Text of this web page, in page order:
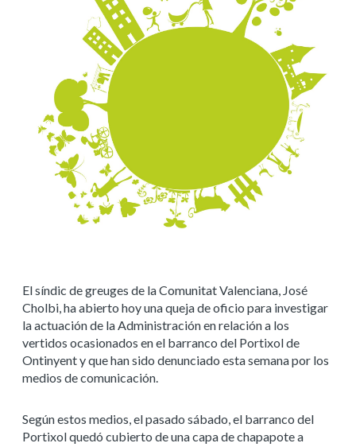
El síndic de greuges de la Comunitat Valenciana, José
Cholbi, ha abierto hoy una queja de oficio para investigar
la actuación de la Administración en relación a los
vertidos ocasionados en el barranco del Portixol de
Ontinyent y que han sido denunciado esta semana por los
medios de comunicación.
Según estos medios, el pasado sábado, el barranco del
Portixol quedó cubierto de una capa dechapapotea